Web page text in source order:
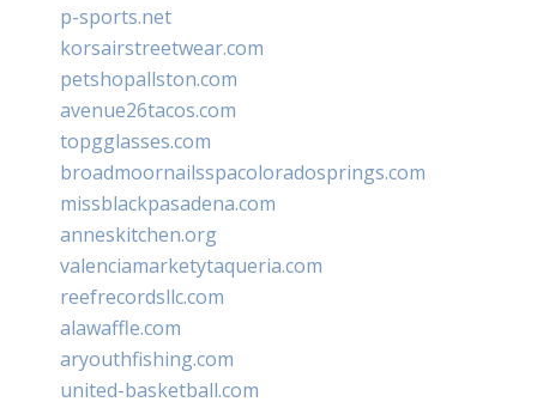
p-sports.net
korsairstreetwear.com
petshopallston.com
avenue26tacos.com
topgglasses.com
broadmoornailsspacoloradosprings.com
missblackpasadena.com
anneskitchen.org
valenciamarketytaqueria.com
reefrecordsllc.com
alawaffle.com
aryouthfishing.com
united-basketball.com